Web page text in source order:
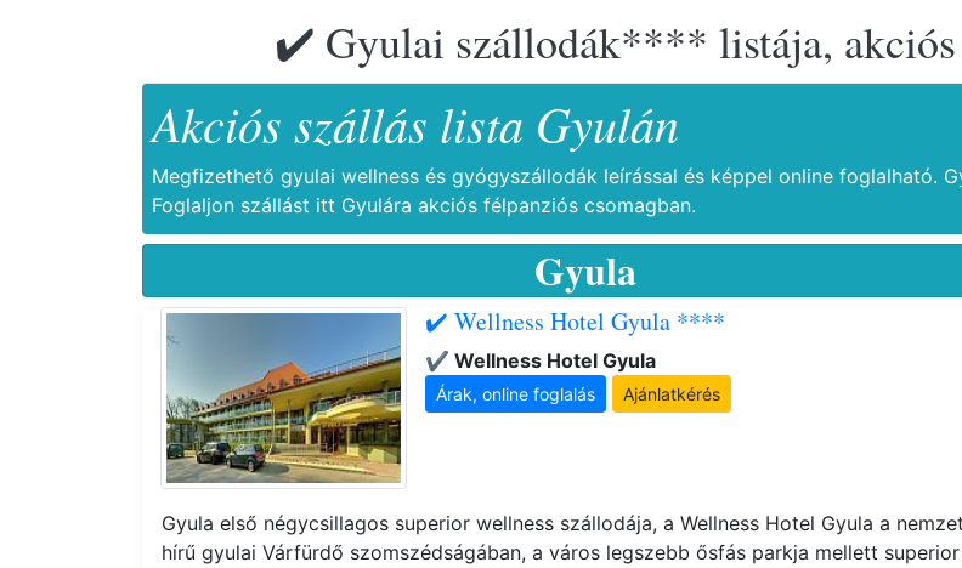
✔️ Gyulai szállodák**** listája,
Akciós szállás lista Gyulán
Megfizethető gyulai wellness és gyógyszállodák leírással és képpel online foglalható.
Foglaljon szállást itt Gyulára akciós félpanziós csomagban.
Gyula
✔️ Wellness Hotel Gyula ****
✔️ Wellness Hotel Gyula
Árak, online foglalás Ajánlatkérés
Gyula első négycsillagos superior wellness szállodája, a Wellness Hotel Gyula a
hírű gyulai Várfürdő szomszédságában, a város legszebb ősfás parkja mellett superior